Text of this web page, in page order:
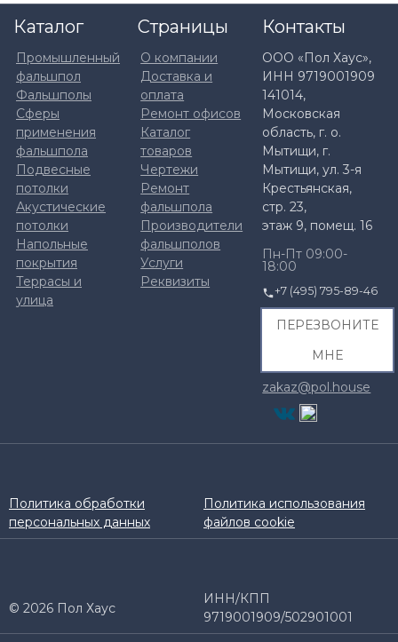
Контакты
ООО «Пол Хаус»,
ИНН 9719001909
141014,
Московская
область, г. о.
Мытищи, г.
Мытищи, ул. 3-я
Крестьянская,
стр. 23,
этаж 9, помещ. 16
Пн-Пт 09:00-
18:00
+7 (495) 795-89-46
ПЕРЕЗВОНИТЕ
МНЕ
zakaz@pol.house
Каталог
Промышленный
фальшпол
Фальшполы
Сферы
применения
фальшпола
Подвесные
потолки
Акустические
потолки
Напольные
покрытия
Террасы и
улица
Страницы
О компании
Доставка и
оплата
Ремонт офисов
Каталог
товаров
Чертежи
Ремонт
фальшпола
Производители
фальшполов
Услуги
Реквизиты
Политика обработки
персональных данных
Политика использования
файлов cookie
© 2026 Пол Хаус
ИНН/КПП
9719001909/502901001